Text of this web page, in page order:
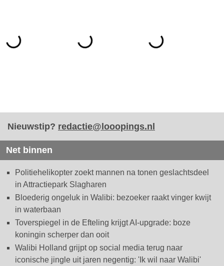
Nieuwstip? redactie@looopings.nl
Net binnen
Politiehelikopter zoekt mannen na tonen geslachtsdeel
in Attractiepark Slagharen
Bloederig ongeluk in Walibi: bezoeker raakt vinger kwijt
in waterbaan
Toverspiegel in de Efteling krijgt AI-upgrade: boze
koningin scherper dan ooit
Walibi Holland grijpt op social media terug naar
iconische jingle uit jaren negentig: 'Ik wil naar Walibi'